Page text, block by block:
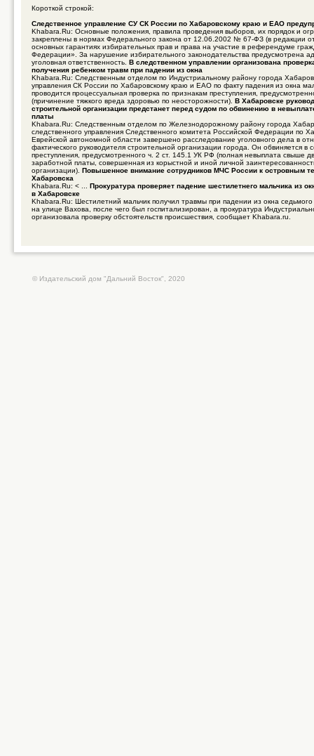
Короткой строкой:
Следственное управление СУ СК России по Хабаровскому краю и ЕАО
Khabara.Ru: Основные положения, правила проведения выборов, их порядок и
закреплены в нормах Федерального закона от 12.06.2002 № 67-ФЗ (в редакции
основных гарантиях избирательных прав и права на участие в референдуме
Федерации». За нарушение избирательного законодательства предусмотрена
уголовная ответственность. В следственном управлении организована
получения ребенком травм при падении из окна
Khabara.Ru: Следственным отделом по Индустриальному району города
управления СК России по Хабаровскому краю и ЕАО по факту падения из окна
проводится процессуальная проверка по признакам преступления,
(причинение тяжкого вреда здоровью по неосторожности). В Хабаровске
строительной организации предстанет перед судом по обвинению в
платы
Khabara.Ru: Следственным отделом по Железнодорожному району города
следственного управления Следственного комитета Российской Федерации по
Еврейской автономной области завершено расследование уголовного дела в
фактического руководителя строительной организации города. Он обвиняется в
преступления, предусмотренного ч. 2 ст. 145.1 УК РФ (полная невыплата свыше
заработной платы, совершенная из корыстной и иной личной
организации). Повышенное внимание сотрудников МЧС России к островным
Хабаровска
Khabara.Ru: < ... Прокуратура проверяет падение шестилетнего мальчика из
в Хабаровске
Khabara.Ru: Шестилетний мальчик получил травмы при падении из окна
на улице Вахова, после чего был госпитализирован, а прокуратура
организовала проверку обстоятельств происшествия, сообщает Khabara.ru.
© Издательский дом "Дальний Восток", 2020